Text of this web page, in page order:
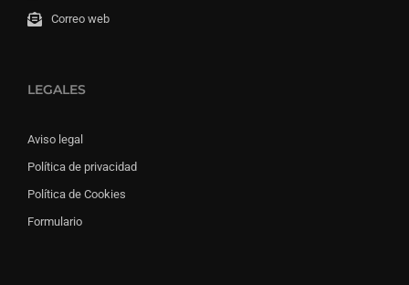
Correo web
LEGALES
Aviso legal
Política de privacidad
Política de Cookies
Formulario